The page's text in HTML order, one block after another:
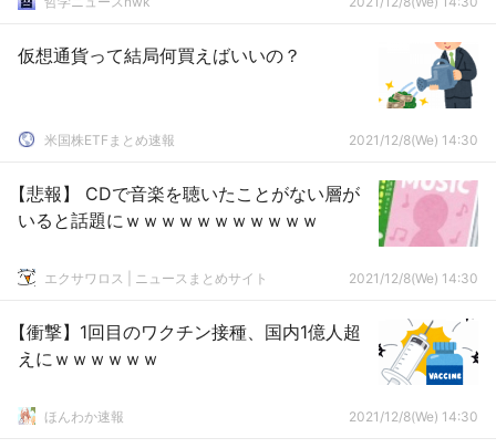
仮想通貨って結局何買えばいいの？
米国株ETFまとめ速報 2021/12/8(We) 14:30
【悲報】 CDで音楽を聴いたことがない層が
いると話題にｗｗｗｗｗｗｗｗｗｗｗ
エクサワロス | ニュースまとめサイト 2021/12/8(We) 14:30
【衝撃】1回目のワクチン接種、国内1億人超
えにｗｗｗｗｗｗ
ほんわか速報 2021/12/8(We) 14:30